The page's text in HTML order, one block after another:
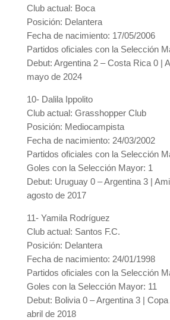
Club actual: Boca
Posición: Delantera
Fecha de nacimiento: 17/05/2006
Partidos oficiales con la Selección
Debut: Argentina 2 – Costa Rica 0 |
mayo de 2024
10- Dalila Ippolito
Club actual: Grasshopper Club
Posición: Mediocampista
Fecha de nacimiento: 24/03/2002
Partidos oficiales con la Selección
Goles con la Selección Mayor: 1
Debut: Uruguay 0 – Argentina 3 |
agosto de 2017
11- Yamila Rodríguez
Club actual: Santos F.C.
Posición: Delantera
Fecha de nacimiento: 24/01/1998
Partidos oficiales con la Selección
Goles con la Selección Mayor: 11
Debut: Bolivia 0 – Argentina 3 |
abril de 2018